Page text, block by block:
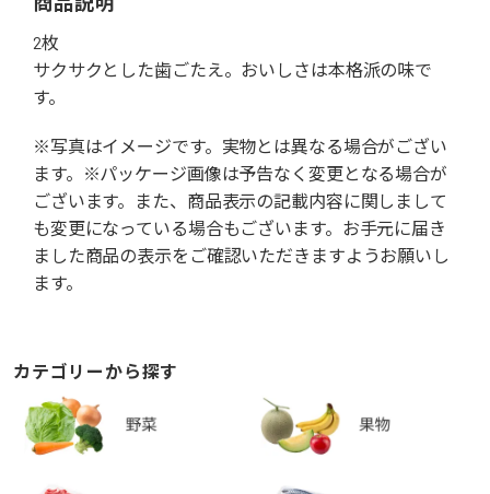
2枚
サクサクとした歯ごたえ。おいしさは本格派の味で
す。
※写真はイメージです。実物とは異なる場合がござい
ます。※パッケージ画像は予告なく変更となる場合が
ございます。また、商品表示の記載内容に関しまして
も変更になっている場合もございます。お手元に届き
ました商品の表示をご確認いただきますようお願いし
ます。
カテゴリーから探す